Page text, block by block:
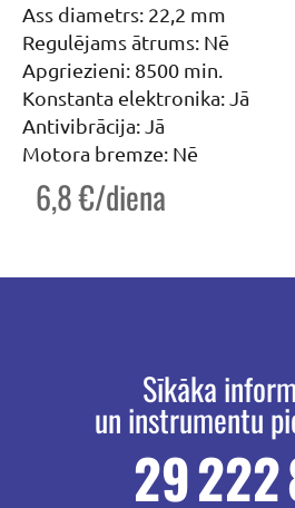
Ass diametrs: 22,2 mm
Regulējams ātrums: Nē
Apgriezieni: 8500 min.
Konstanta elektronika: Jā
Antivibrācija: Jā
Motora bremze: Nē
6,8 €/diena
Sīkāka
un instrumentu
29 222